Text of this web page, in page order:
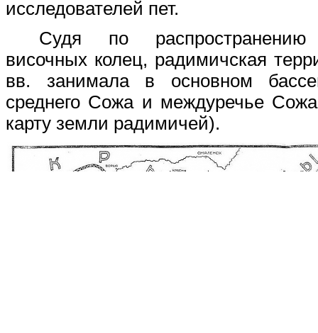
исследователей пет.
Судя по распространению
височных колец, радимичская
вв. занимала в основном
среднего Сожа и междуречье
карту земли радимичей).